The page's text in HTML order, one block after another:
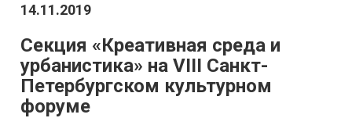
14.11.2019
Секция «Креативная среда и
урбанистика» на VIII Санкт-
Петербургском культурном
форуме